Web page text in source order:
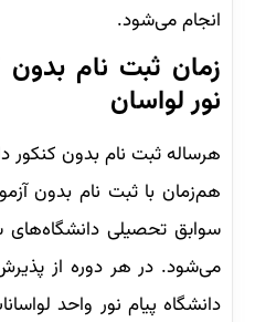
انجام می‌شود.
زمان ثبت نام بدون
نور لواسان
هرساله ثبت نام بدون کنکور
هم‌زمان با ثبت نام بدون
سوابق تحصیلی دانشگاه‌های
می‌شود. در هر دوره از
دانشگاه پیام نور واحد